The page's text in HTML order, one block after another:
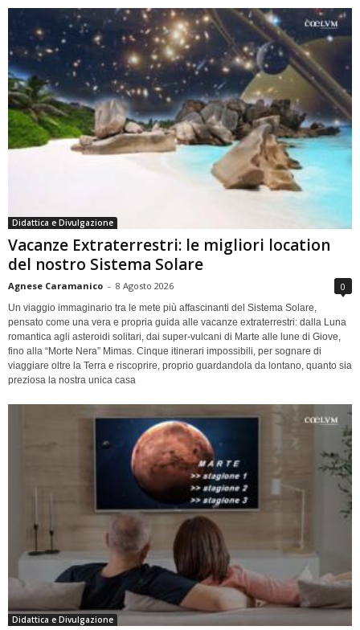
Didattica e Divulgazione
Vacanze Extraterrestri: le migliori location
del nostro Sistema Solare
Agnese Caramanico - 8 Agosto 2026 0
Un viaggio immaginario tra le mete più affascinanti del Sistema Solare,
pensato come una vera e propria guida alle vacanze extraterrestri: dalla Luna
romantica agli asteroidi solitari, dai super-vulcani di Marte alle lune di Giove,
fino alla “Morte Nera” Mimas. Cinque itinerari impossibili, per sognare di
viaggiare oltre la Terra e riscoprire, proprio guardandola da lontano, quanto sia
preziosa la nostra unica casa
Didattica e Divulgazione